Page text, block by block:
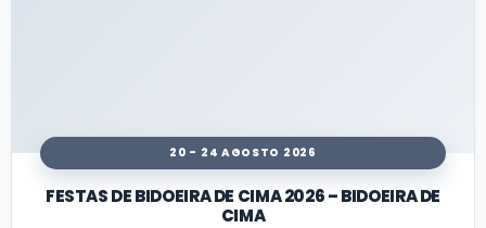
20 - 24 AGOSTO 2026
FESTAS DE BIDOEIRA DE CIMA 2026 – BIDOEIRA DE
CIMA